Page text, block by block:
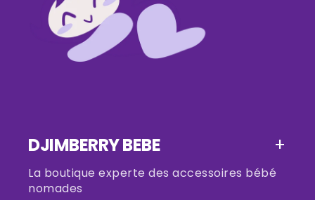
DJIMBERRY BEBE
La boutique experte des accessoires bébé
nomades